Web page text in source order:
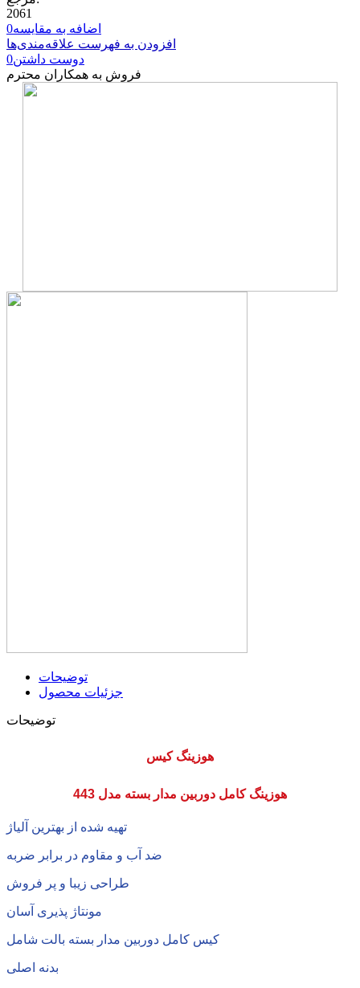
2061
اضافه به مقایسه0
افزودن به فهرست علاقه‌مندی‌ها
دوست داشتن0
فروش به همکاران محترم
توضیحات
جزئیات محصول
توضیحات
هوزینگ کیس
هوزینگ کامل دوربین مدار بسته مدل 443
تهیه شده از بهترین آلیاژ
ضد آب و مقاوم در برابر ضربه
طراحی زیبا و پر فروش
مونتاژ پذیری آسان
کیس کامل دوربین مدار بسته بالت شامل
بدنه اصلی